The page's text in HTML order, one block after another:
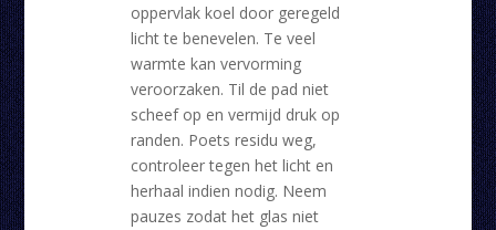
oppervlak koel door geregeld
licht te benevelen. Te veel
warmte kan vervorming
veroorzaken. Til de pad niet
scheef op en vermijd druk op
randen. Poets residu weg,
controleer tegen het licht en
herhaal indien nodig. Neem
pauzes zodat het glas niet